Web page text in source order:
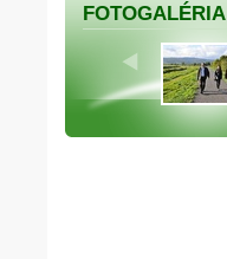
FOTOGALÉRIA